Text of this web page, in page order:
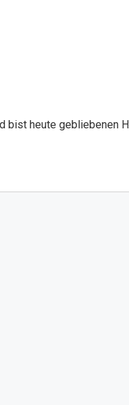
bist heute gebliebenen